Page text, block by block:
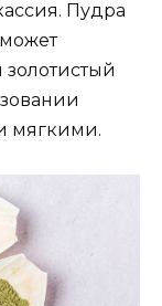
Пудра
мягкими.